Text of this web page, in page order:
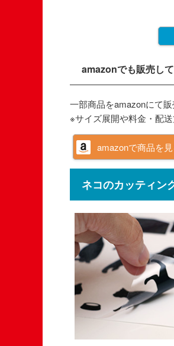
amazonでも販売し
一部商品をamazonにて販
※サイズ展開や料金・配送
amazonで商品を
ネコのカッティン